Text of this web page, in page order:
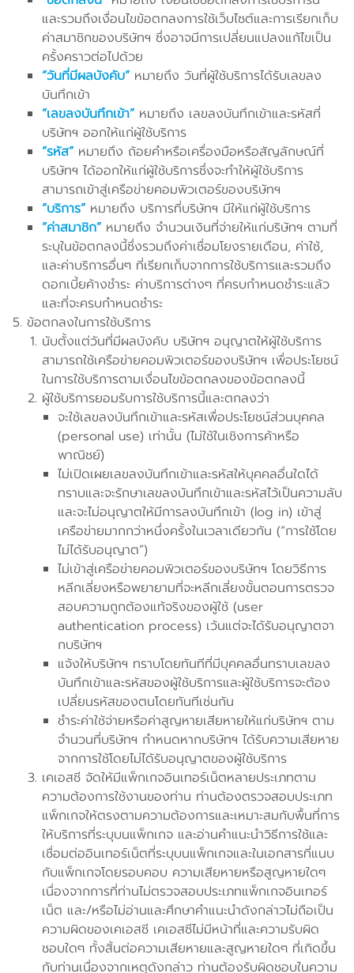
และรวมถึงเงื่อนไขข้อตกลงการใช้เว็บไซต์และการเรียกเก็บ
ค่าสมาชิกของบริษัทฯ ซึ่งอาจมีการเปลี่ยนแปลงแก้ไขเป็น
ครั้งคราวต่อไปด้วย
“วันที่มีผลบังคับ”หมายถึง วันที่ผู้ใช้บริการได้รับเลขลง
บันทึกเข้า
“เลขลงบันทึกเข้า”หมายถึง เลขลงบันทึกเข้าและรหัสที่
บริษัทฯ ออกให้แก่ผู้ใช้บริการ
“รหัส”หมายถึง ถ้อยคำหรือเครื่องมือหรือสัญลักษณ์ที่
บริษัทฯ ได้ออกให้แก่ผู้ใช้บริการซึ่งจะทำให้ผู้ใช้บริการ
สามารถเข้าสู่เครือข่ายคอมพิวเตอร์ของบริษัทฯ
“บริการ”หมายถึง บริการที่บริษัทฯ มีให้แก่ผู้ใช้บริการ
“ค่าสมาชิก”หมายถึง จำนวนเงินที่จ่ายให้แก่บริษัทฯ ตามที่
ระบุในข้อตกลงนี้ซึ่งรวมถึงค่าเชื่อมโยงรายเดือน, ค่าใช้,
และค่าบริการอื่นๆ ที่เรียกเก็บจากการใช้บริการและรวมถึง
ดอกเบี้ยค้างชำระ ค่าบริการต่างๆ ที่ครบกำหนดชำระแล้ว
และที่จะครบกำหนดชำระ
ข้อตกลงในการใช้บริการ
นับตั้งแต่วันที่มีผลบังคับ บริษัทฯ อนุญาตให้ผู้ใช้บริการ
สามารถใช้เครือข่ายคอมพิวเตอร์ของบริษัทฯ เพื่อประโยชน์
ในการใช้บริการตามเงื่อนไขข้อตกลงของข้อตกลงนี้
ผู้ใช้บริการยอมรับการใช้บริการนี้และตกลงว่า
จะใช้เลขลงบันทึกเข้าและรหัสเพื่อประโยชน์ส่วนบุคคล
(personal use) เท่านั้น (ไม่ใช้ในเชิงการค้าหรือ
พาณิชย์)
ไม่เปิดเผยเลขลงบันทึกเข้าและรหัสให้บุคคลอื่นใดได้
ทราบและจะรักษาเลขลงบันทึกเข้าและรหัสไว้เป็นความลับ
และจะไม่อนุญาตให้มีการลงบันทึกเข้า (log in) เข้าสู่
เครือข่ายมากกว่าหนึ่งครั้งในเวลาเดียวกัน (“การใช้โดย
ไม่ได้รับอนุญาต”)
ไม่เข้าสู่เครือข่ายคอมพิวเตอร์ของบริษัทฯ โดยวิธีการ
หลีกเลี่ยงหรือพยายามที่จะหลีกเลี่ยงขั้นตอนการตรวจ
สอบความถูกต้องแท้จริงของผู้ใช้ (user
authentication process) เว้นแต่จะได้รับอนุญาตจา
กบริษัทฯ
แจ้งให้บริษัทฯ ทราบโดยทันทีที่มีบุคคลอื่นทราบเลขลง
บันทึกเข้าและรหัสของผู้ใช้บริการและผู้ใช้บริการจะต้อง
เปลี่ยนรหัสของตนโดยทันทีเช่นกัน
ชำระค่าใช้จ่ายหรือค่าสูญหายเสียหายให้แก่บริษัทฯ ตาม
จำนวนที่บริษัทฯ กำหนดหากบริษัทฯ ได้รับความเสียหาย
จากการใช้โดยไม่ได้รับอนุญาตของผู้ใช้บริการ
เคเอสซี จัดให้มีแพ็กเกจอินเทอร์เน็ตหลายประเภทตาม
ความต้องการใช้งานของท่าน ท่านต้องตรวจสอบประเภท
แพ็กเกจให้ตรงตามความต้องการและเหมาะสมกับพื้นที่การ
ให้บริการที่ระบุบนแพ็กเกจ และอ่านคำแนะนำวิธีการใช้และ
เชื่อมต่ออินเทอร์เน็ตที่ระบุบนแพ็กเกจและในเอกสารที่แนบ
กับแพ็กเกจโดยรอบคอบ ความเสียหายหรือสูญหายใดๆ
เนื่องจากการที่ท่านไม่ตรวจสอบประเภทแพ็กเกจอินเทอร์
เน็ต และ/หรือไม่อ่านและศึกษาคำแนะนำดังกล่าวไม่ถือเป็น
ความผิดของเคเอสซี เคเอสซีไม่มีหน้าที่และความรับผิด
ชอบใดๆ ทั้งสิ้นต่อความเสียหายและสูญหายใดๆ ที่เกิดขึ้น
กับท่านเนื่องจากเหตุดังกล่าว ท่านต้องรับผิดชอบในความ